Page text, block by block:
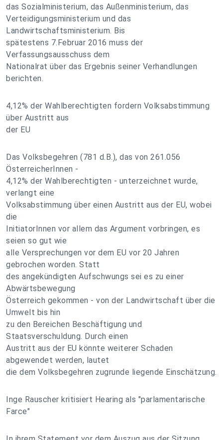
das Sozialministerium, das Außenministerium, das
Verteidigungsministerium und das
Landwirtschaftsministerium. Bis
spätestens 7.Februar 2016 muss der
Verfassungsausschuss dem
Nationalrat über das Ergebnis seiner Verhandlungen
berichten.
4,12% der Wahlberechtigten fordern Volksabstimmung
über Austritt aus
der EU
Das Volksbegehren (781 d.B.), das von 261.056
ÖsterreicherInnen -
4,12% der Wahlberechtigten - unterzeichnet wurde,
verlangt eine
Volksabstimmung über einen Austritt aus der EU, wobei
die
InitiatorInnen vor allem das Argument vorbringen, es
seien so gut wie
alle Versprechungen vor dem EU vor 20 Jahren
gebrochen worden. Statt
des angekündigten Aufschwungs sei es zu einer
Abwärtsbewegung
Österreich gekommen - von der Landwirtschaft über die
Umwelt bis hin
zu den Bereichen Beschäftigung und
Staatsverschuldung. Durch einen
Austritt aus der EU könnte weiterer Schaden
abgewendet werden, lautet
die dem Volksbegehren zugrunde liegende Einschätzung.
Inge Rauscher kritisiert Hearing als "parlamentarische
Farce"